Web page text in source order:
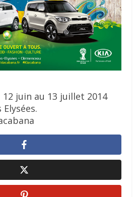
juin au 13 juillet 2014